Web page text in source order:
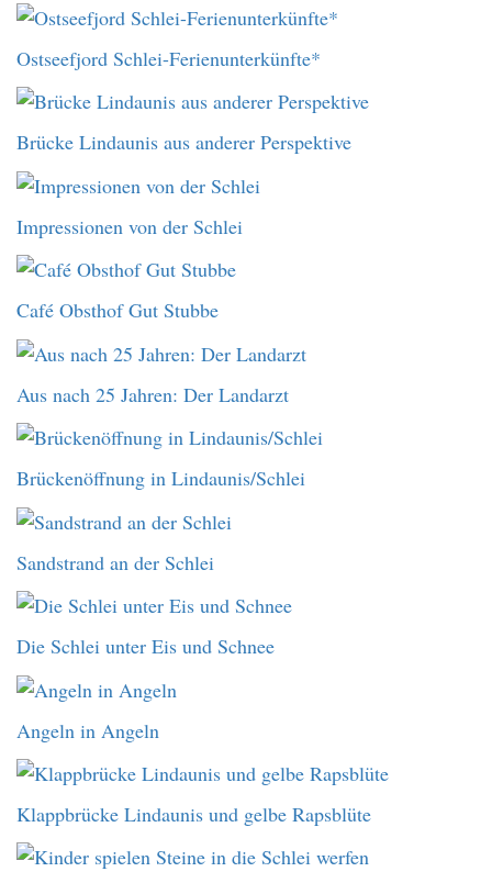
Ostseefjord Schlei-Ferienunterkünfte*
Brücke Lindaunis aus anderer Perspektive
Impressionen von der Schlei
Café Obsthof Gut Stubbe
Aus nach 25 Jahren: Der Landarzt
Brückenöffnung in Lindaunis/Schlei
Sandstrand an der Schlei
Die Schlei unter Eis und Schnee
Angeln in Angeln
Klappbrücke Lindaunis und gelbe Rapsblüte